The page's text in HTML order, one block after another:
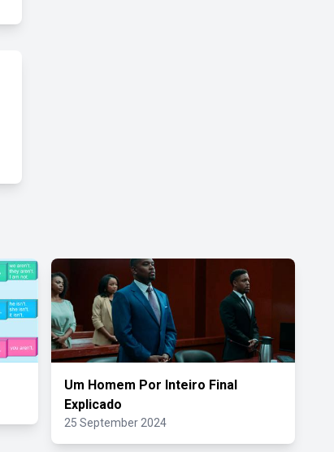
Um Homem Por Inteiro Final
Explicado
25 September 2024